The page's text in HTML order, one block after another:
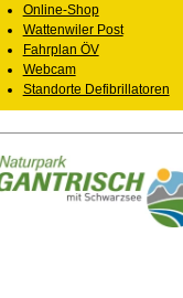
Online-Shop
Wattenwiler Post
Fahrplan ÖV
Webcam
Standorte Defibrillatoren